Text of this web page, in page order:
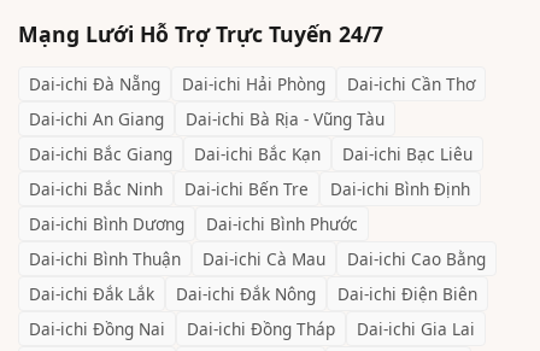
Mạng Lưới Hỗ Trợ Trực Tuyến 24/7
Dai-ichi Đà Nẵng Dai-ichi Hải Phòng Dai-ichi Cần Thơ
Dai-ichi An Giang Dai-ichi Bà Rịa - Vũng Tàu
Dai-ichi Bắc Giang Dai-ichi Bắc Kạn Dai-ichi Bạc Liêu
Dai-ichi Bắc Ninh Dai-ichi Bến Tre Dai-ichi Bình Định
Dai-ichi Bình Dương Dai-ichi Bình Phước
Dai-ichi Bình Thuận Dai-ichi Cà Mau Dai-ichi Cao Bằng
Dai-ichi Đắk Lắk Dai-ichi Đắk Nông Dai-ichi Điện Biên
Dai-ichi Đồng Nai Dai-ichi Đồng Tháp Dai-ichi Gia Lai